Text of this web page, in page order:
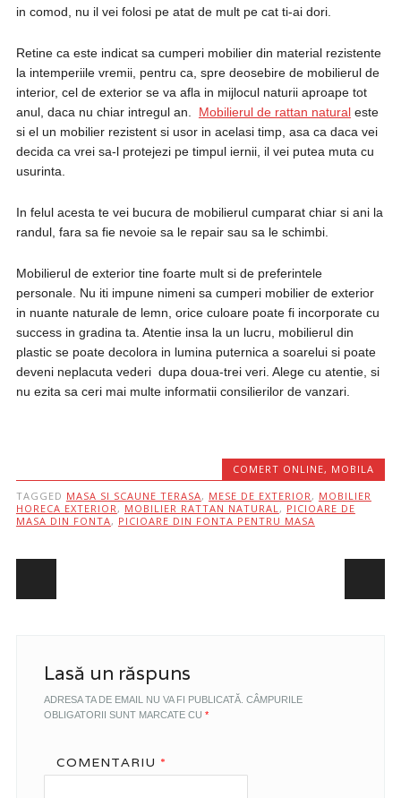
in comod, nu il vei folosi pe atat de mult pe cat ti-ai dori.
Retine ca este indicat sa cumperi mobilier din material rezistente
la intemperiile vremii, pentru ca, spre deosebire de mobilierul de
interior, cel de exterior se va afla in mijlocul naturii aproape tot
anul, daca nu chiar intregul an. Mobilierul de rattan naturaleste
si el un mobilier rezistent si usor in acelasi timp, asa ca daca vei
decida ca vrei sa-l protejezi pe timpul iernii, il vei putea muta cu
usurinta.
In felul acesta te vei bucura de mobilierul cumparat chiar si ani la
randul, fara sa fie nevoie sa le repair sau sa le schimbi.
Mobilierul de exterior tine foarte mult si de preferintele
personale. Nu iti impune nimeni sa cumperi mobilier de exterior
in nuante naturale de lemn, orice culoare poate fi incorporate cu
success in gradina ta. Atentie insa la un lucru, mobilierul din
plastic se poate decolora in lumina puternica a soarelui si poate
deveni neplacuta vederi dupa doua-trei veri. Alege cu atentie, si
nu ezita sa ceri mai multe informatii consilierilor de vanzari.
COMERT ONLINE, MOBILA
TAGGED MASA SI SCAUNE TERASA, MESE DE EXTERIOR, MOBILIER
HORECA EXTERIOR, MOBILIER RATTAN NATURAL, PICIOARE DE
MASA DIN FONTA, PICIOARE DIN FONTA PENTRU MASA
Lasă un răspuns
ADRESA TA DE EMAIL NU VA FI PUBLICATĂ. CÂMPURILE
OBLIGATORII SUNT MARCATE CU *
COMENTARIU *